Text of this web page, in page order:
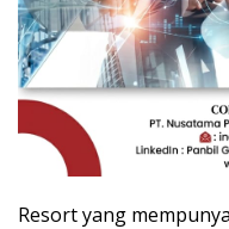
Resort yang